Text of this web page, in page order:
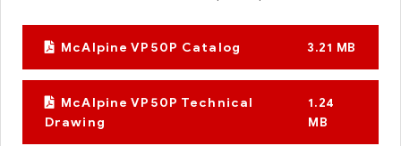
McAlpine VP50P Catalog 3.21 MB
McAlpine VP50P Technical
Drawing
1.24
MB